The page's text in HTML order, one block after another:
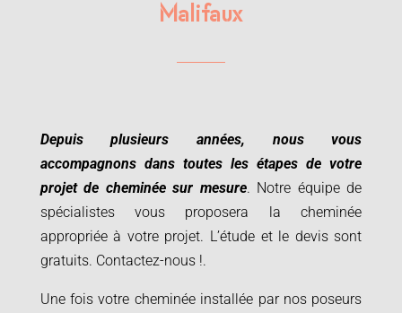
Malifaux
Depuis plusieurs années, nous vous
accompagnons dans toutes les étapes de votre
projet de cheminée sur mesure. Notre équipe de
spécialistes vous proposera la cheminée
appropriée à votre projet. L’étude et le devis sont
gratuits. Contactez-nous!.
Une fois votre cheminée installée par nos poseurs